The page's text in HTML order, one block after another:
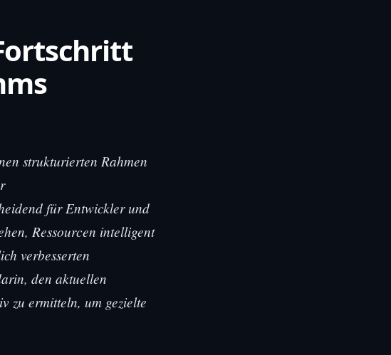
strukturierten Rahmen
für Entwickler und
Ressourcen intelligent
verbesserten
den aktuellen
zu ermitteln, um gezielte